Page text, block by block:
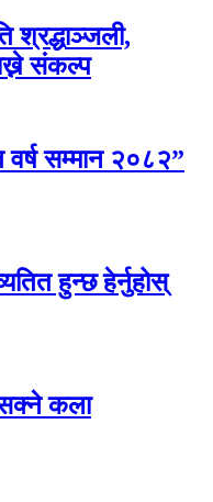
श्रद्धाञ्जली,
संकल्प
सम्मान २०८२”
हुन्छ हेर्नुहोस्
कला